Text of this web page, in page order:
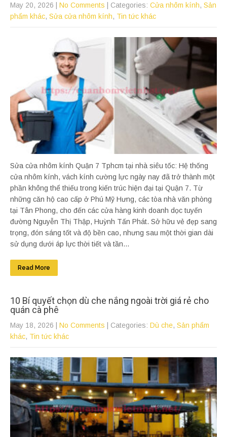
May 20, 2026 No Comments | Categories: Cửa nhôm kính, Sản
phẩm khác, Sửa cửa nhôm kính, Tin tức khác
Sửa cửa nhôm kính Quận 7 Tphcm tại nhà siêu tốc: Hệ thống
cửa nhôm kính, vách kính cường lực ngày nay đã trở thành một
phần không thể thiếu trong kiến trúc hiện đại tại Quận 7. Từ
những căn hộ cao cấp ở Phú Mỹ Hưng, các tòa nhà văn phòng
tại Tân Phong, cho đến các cửa hàng kinh doanh dọc tuyến
đường Nguyễn Thị Thập, Huỳnh Tấn Phát. Sở hữu vẻ đẹp sang
trọng, đón sáng tốt và độ bền cao, nhưng sau một thời gian dài
sử dụng dưới áp lực thời tiết và tần...
Read More
10 Bí quyết chọn dù che nắng ngoài trời giá rẻ cho
quán cà phê
May 18, 2026 | No Comments | Categories: Dù che, Sản phẩm
khác, Tin tức khác